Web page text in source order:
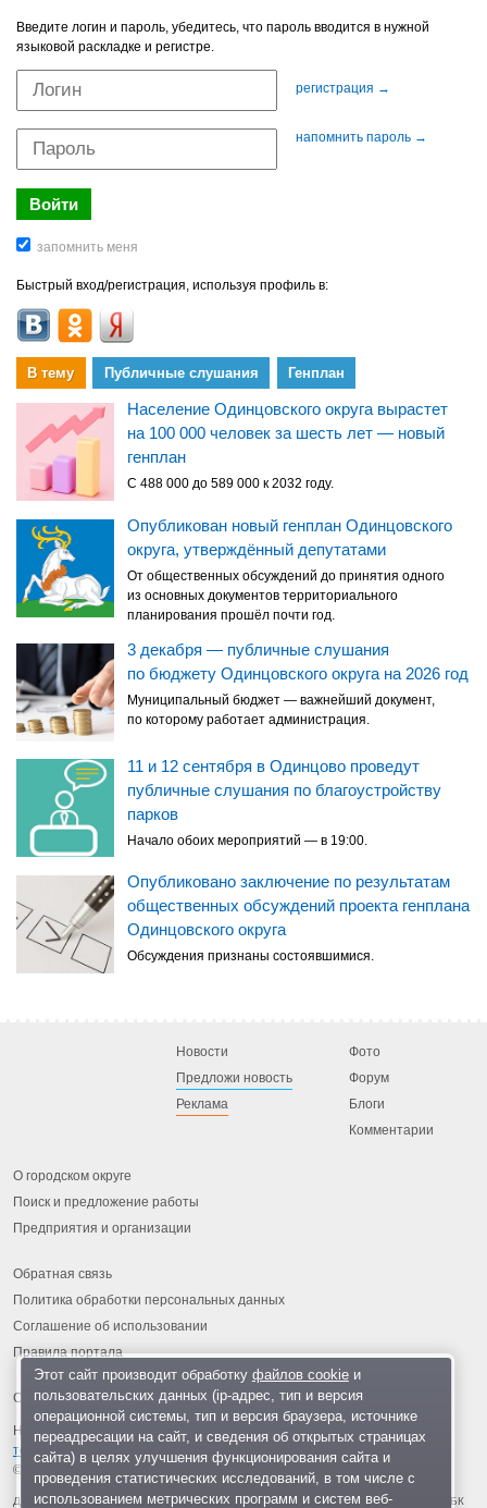
Введите логин и пароль, убедитесь, что пароль вводится в нужной
языковой раскладке и регистре.
регистрация →
напомнить пароль →
Быстрый вход/регистрация, используя профиль в:
В тему Публичные слушания Генплан
Население Одинцовского округа вырастет
на 100 000 человек за шесть лет — новый
генплан
С 488 000 до 589 000 к 2032 году.
Опубликован новый генплан Одинцовского
округа, утверждённый депутатами
От общественных обсуждений до принятия одного
из основных документов территориального
планирования прошёл почти год.
3 декабря — публичные слушания
по бюджету Одинцовского округа на 2026 год
Муниципальный бюджет — важнейший документ,
по которому работает администрация.
11 и 12 сентября в Одинцово проведут
публичные слушания по благоустройству
парков
Начало обоих мероприятий — в 19:00.
Опубликовано заключение по результатам
общественных обсуждений проекта генплана
Одинцовского округа
Обсуждения признаны состоявшимися.
Новости
Предложи новость
Реклама
Фото
Форум
Блоги
Комментарии
О городском округе
Поиск и предложение работы
Предприятия и организации
Обратная связь
Политика обработки персональных данных
Соглашение об использовании
Правила портала
На информационном ресурсе применяются рекомендательные
технологии
© 2013-2026 «ОИНФО»,
сделано в Одинцово
Для читателей: В России признаны экстремистскими и запрещены организации ФБК
Этот сайт производит обработку файлов cookieи
пользовательских данных (ip-адрес, тип и версия
операционной системы, тип и версия браузера, источнике
переадресации на сайт, и сведения об открытых страницах
сайта) в целях улучшения функционирования сайта и
проведения статистических исследований, в том числе с
использованием метрических программ и систем веб-